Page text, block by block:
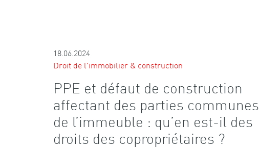
18.06.2024
Droit de l'immobilier & construction
PPE et défaut de construction
affectant des parties communes
de l’immeuble : qu’en est-il des
droits des copropriétaires ?